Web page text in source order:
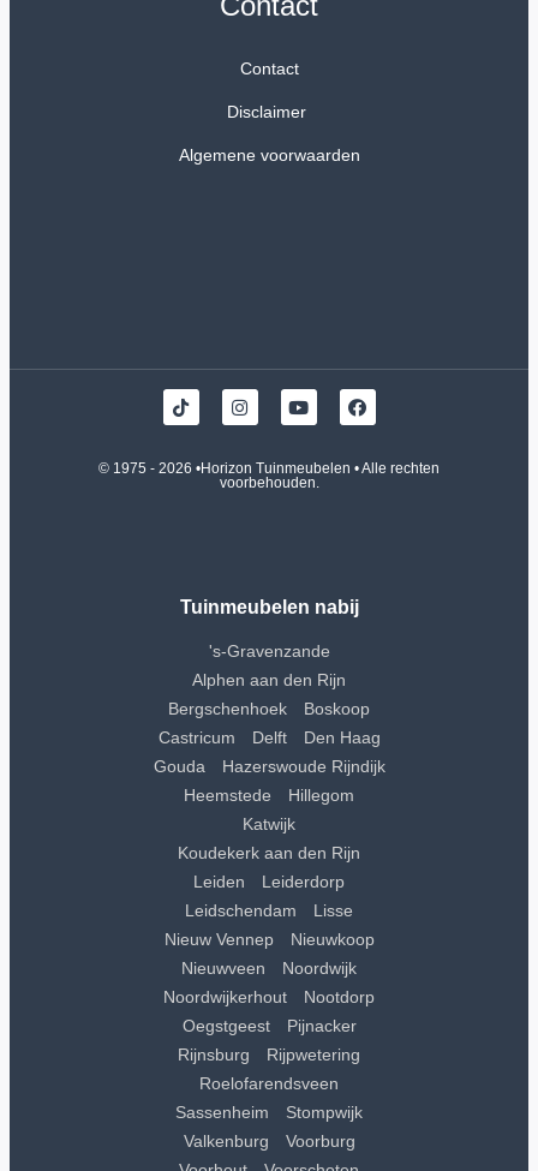
Contact
Disclaimer
Algemene voorwaarden
© 1975 - 2026 •Horizon Tuinmeubelen • Alle rechten
voorbehouden.
Tuinmeubelen nabij
's-Gravenzande
Alphen aan den Rijn
Bergschenhoek
Boskoop
Castricum
Delft
Den Haag
Gouda
Hazerswoude Rijndijk
Heemstede
Hillegom
Katwijk
Koudekerk aan den Rijn
Leiden
Leiderdorp
Leidschendam
Lisse
Nieuw Vennep
Nieuwkoop
Nieuwveen
Noordwijk
Noordwijkerhout
Nootdorp
Oegstgeest
Pijnacker
Rijnsburg
Rijpwetering
Roelofarendsveen
Sassenheim
Stompwijk
Valkenburg
Voorburg